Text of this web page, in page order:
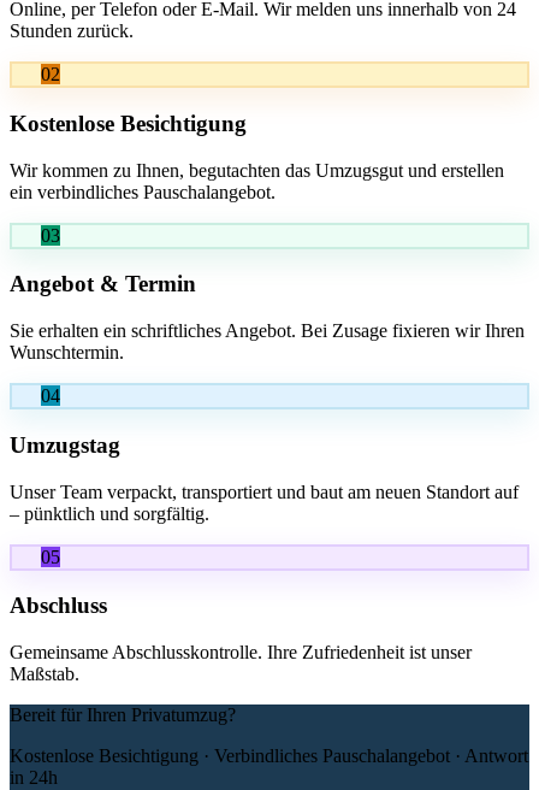
Online, per Telefon oder E-Mail. Wir melden uns innerhalb von 24
Stunden zurück.
02
Kostenlose Besichtigung
Wir kommen zu Ihnen, begutachten das Umzugsgut und erstellen
ein verbindliches Pauschalangebot.
03
Angebot & Termin
Sie erhalten ein schriftliches Angebot. Bei Zusage fixieren wir Ihren
Wunschtermin.
04
Umzugstag
Unser Team verpackt, transportiert und baut am neuen Standort auf
– pünktlich und sorgfältig.
05
Abschluss
Gemeinsame Abschlusskontrolle. Ihre Zufriedenheit ist unser
Maßstab.
Bereit für Ihren Privatumzug?
Kostenlose Besichtigung · Verbindliches Pauschalangebot · Antwort
in 24h